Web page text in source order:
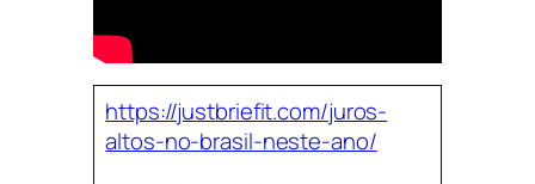
https://justbriefit.com/juros-
altos-no-brasil-neste-ano/